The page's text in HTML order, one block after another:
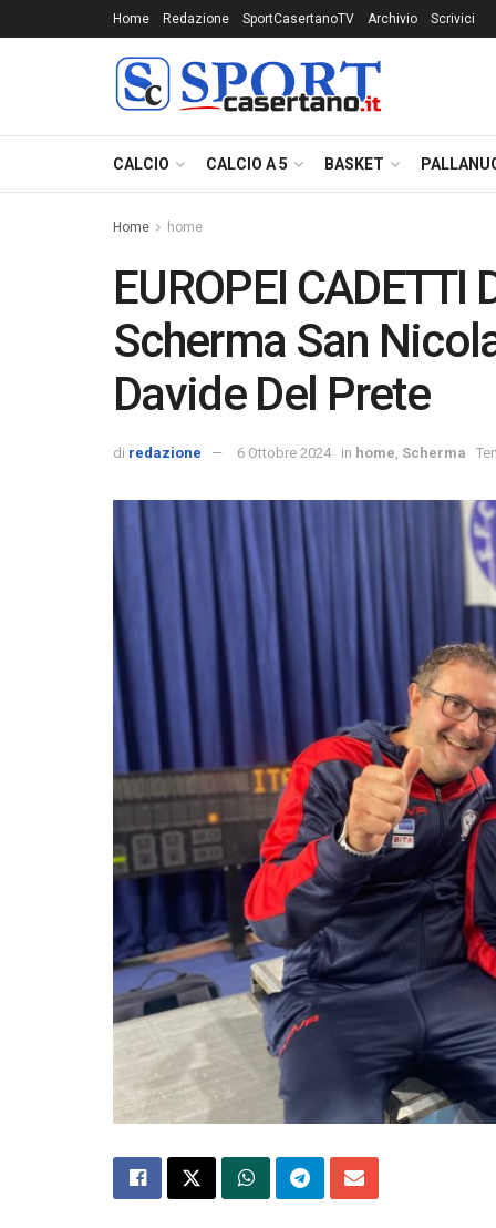
Home Redazione SportCasertanoTV Archivio Scrivici
CALCIO CALCIO A 5 BASKET
Home home
EUROPEI CADETTI
Scherma San
Davide Del Prete
di redazione 6 Ottobre 2024 in home Scherma